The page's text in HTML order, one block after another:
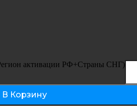
активации РФ+Страны СНГ)
В Корзину